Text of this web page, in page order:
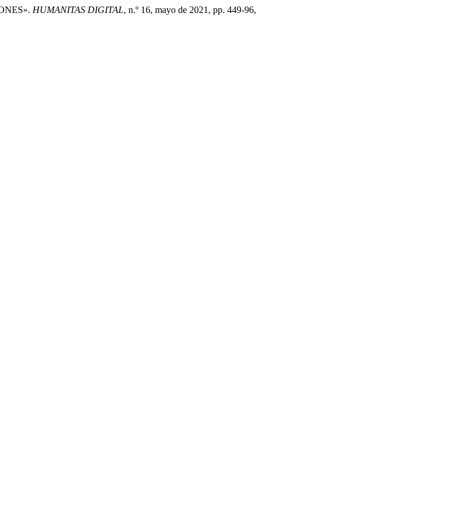
HUMANITAS DIGITAL, n.º 16, mayo de 2021, pp. 449-96,